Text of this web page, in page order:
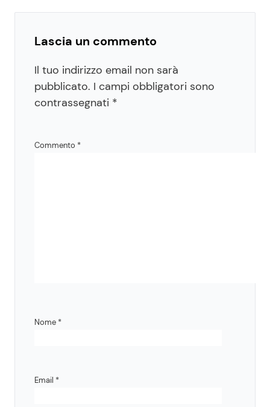
Lascia un commento
Il tuo indirizzo email non sarà
pubblicato. I campi obbligatori sono
contrassegnati *
Commento *
Nome *
Email *